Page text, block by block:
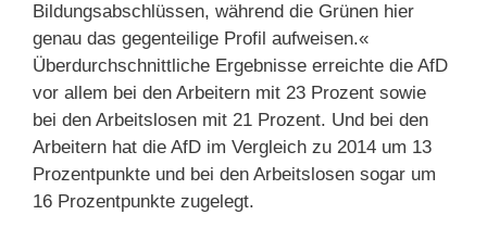
Bildungsabschlüssen, während die Grünen hier
genau das gegenteilige Profil aufweisen.«
Überdurchschnittliche Ergebnisse erreichte die AfD
vor allem bei den Arbeitern mit 23 Prozent sowie
bei den Arbeitslosen mit 21 Prozent. Und bei den
Arbeitern hat die AfD im Vergleich zu 2014 um 13
Prozentpunkte und bei den Arbeitslosen sogar um
16 Prozentpunkte zugelegt.